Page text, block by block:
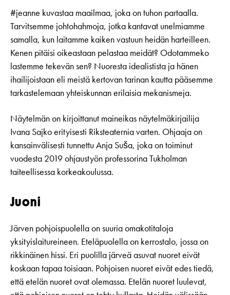
#jeanne kuvastaa maailmaa, joka on tuhon partaalla.
Tarvitsemme johtohahmoja, jotka kantavat unelmiamme
samalla, kun laitamme kaiken vastuun heidän harteilleen.
Kenen pitäisi oikeastaan pelastaa meidät? Odotammeko
lastemme tekevän sen? Nuoresta idealistista ja hänen
ihailijoistaan eli meistä kertovan tarinan kautta pääsemme
tarkastelemaan yhteiskunnan erilaisia mekanismeja.
Näytelmän on kirjoittanut maineikas näytelmäkirjailija
Ivana Sajko erityisesti Riksteaternia varten. Ohjaaja on
kansainvälisesti tunnettu Anja Suša, joka on toiminut
vuodesta 2019 ohjaustyön professorina Tukholman
taiteellisessa korkeakoulussa.
Juoni
Järven pohjoispuolella on suuria omakotitaloja
yksityislaitureineen. Eteläpuolella on kerrostalo, jossa on
rikkinäinen hissi. Eri puolilla järveä asuvat nuoret eivät
koskaan tapaa toisiaan. Pohjoisen nuoret eivät edes tiedä,
että etelän nuoret ovat olemassa. Etelän nuoret luulevat,